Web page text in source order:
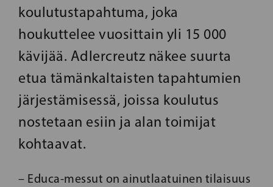
koulutustapahtuma, joka
houkuttelee vuosittain yli 15 000
kävijää. Adlercreutz näkee suurta
etua tämänkaltaisten tapahtumien
järjestämisessä, joissa koulutus
nostetaan esiin ja alan toimijat
kohtaavat.
– Educa-messut on ainutlaatuinen tilaisuus